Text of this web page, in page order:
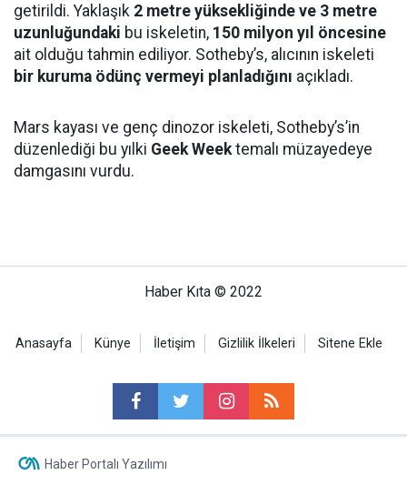
getirildi. Yaklaşık 2 metre yüksekliğinde ve 3 metre
uzunluğundaki bu iskeletin, 150 milyon yıl öncesine
ait olduğu tahmin ediliyor. Sotheby’s, alıcının iskeleti
bir kuruma ödünç vermeyi planladığını açıkladı.
Mars kayası ve genç dinozor iskeleti, Sotheby’s’in
düzenlediği bu yılki Geek Weektemalı müzayedeye
damgasını vurdu.
Haber Kıta © 2022
Anasayfa Künye İletişim Gizlilik İlkeleri Sitene Ekle
Haber Portalı Yazılımı